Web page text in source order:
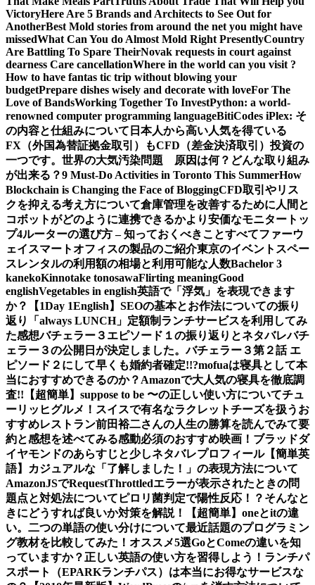
VictoryHere Are 5 Brands and Architects to See Out for
AnotherBest Mold stories from around the net you might have
missedWhat Can You do Almost Mold Right PresentlyCountry
Are Battling To Spare TheirNovak requests in court against
dearness Care cancellationWhere in the world can you visit ?
How to have fantas tic trip without blowing your
budgetPrepare dishes wisely and decorate with loveFor The
Love of BandsWorking Together To InvestPython: a world-
renowned computer programming languageBitiCodes iPlex: そ
の内容と仕組みについて 日本人から高い人気を得ている
FX（外国為替証拠金取引）もCFD（差金決済取引）投資の
一つです。 世界の大気汚染問題 原因は何？どんな取り組み
が出来る？9 Must-Do Activities in Toronto This SummerHow
Blockchain is Changing the Face of BloggingCFD取引やリス
クを抑える考え方について倉庫管理を改善するために人間と
コボットがどのように連携できるかより安価なモニタートッ
プ4ルーターの選び方 – 知っておくべきことすべてファーウ
ェイスマートオフィスの製品のご紹介東京のイベントスペー
スレンタルの利用額の相場と利用可能な人数Bachelor 3
kanekoKinnotake tonosawaFlirting meaningGood
englishVegetables in english英語で「浮気」を表現できます
か？【1Day 1English】 SEOの基本とお作法についての振り
返り
「always LUNCH」定額制ランチサービスを利用してみ
た感想バチェラー３エピソード１の振り返りとネタバレバチ
ェラー３の公開日が決定しました。バチェラー３第２話 エ
ピソード２にして早くも婚約者確定!!?mofuaは寝具として本
当におすすめできるのか？Amazonで大人気の寝具を徹底調
査!! 【超簡単】suppose to be 〜の正しい使い方についてチュ
ーリッヒグルメ！スイスで有名なラクレットチーズを扱うお
すすめレストラン前田裕二さんの人生の勝算を読んでみて要
約と感想を述べてみる感動必須のおすすめ映画！ブラッドダ
イヤモンドのあらすじと少しネタバレプロフィール【簡単英
語】カジュアルな「了解しました！」の表現方法について
AmazonJSでRequestThrottledエラーが表示されたときの問
題点と対処法について ピロリ菌判定で陽性反応！？そんなと
きにどうすれば良いか対策を解説！
【超簡単】oneとitの違
い。二つの単語の使い分けについて最近話題のプログラミン
グ教材を比較してみた！オススメ5選GoとComeの違いを知
っていますか？正しい英語の使い方を習得しよう！ ランチパ
スポート（EPARKランチパス）は本当にお得なサービスな